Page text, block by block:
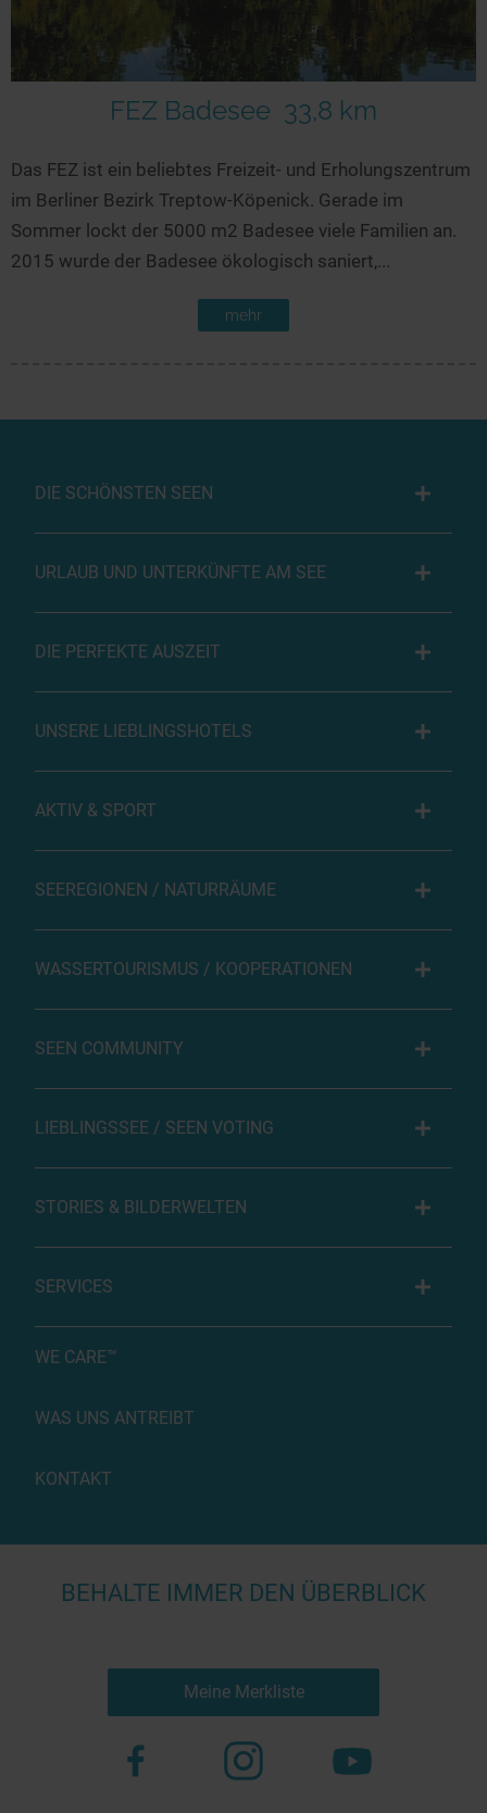
FEZ Badesee 33,8 km
Das FEZ ist ein beliebtes Freizeit- und Erholungszentrum
im Berliner Bezirk Treptow-Köpenick. Gerade im
Sommer lockt der 5000 m2 Badesee viele Familien an.
2015 wurde der Badesee ökologisch saniert,...
mehr
DIE SCHÖNSTEN SEEN
URLAUB UND UNTERKÜNFTE AM SEE
DIE PERFEKTE AUSZEIT
UNSERE LIEBLINGSHOTELS
AKTIV & SPORT
SEEREGIONEN / NATURRÄUME
WASSERTOURISMUS / KOOPERATIONEN
SEEN COMMUNITY
LIEBLINGSSEE / SEEN VOTING
STORIES & BILDERWELTEN
SERVICES
WE CARE™
WAS UNS ANTREIBT
KONTAKT
BEHALTE IMMER DEN ÜBERBLICK
Meine Merkliste